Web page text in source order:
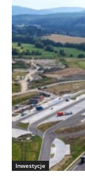
Inwestycje